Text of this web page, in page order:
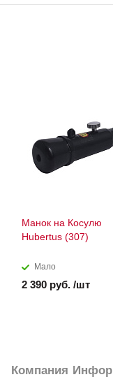
Манок на Косулю
Hubertus (307)
Мало
2 390 руб. /шт
Компания